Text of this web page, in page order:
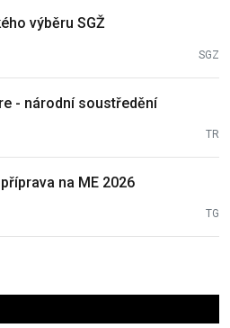
výběru SGŽ
SGZ
- národní soustředění
TR
na ME 2026
TG